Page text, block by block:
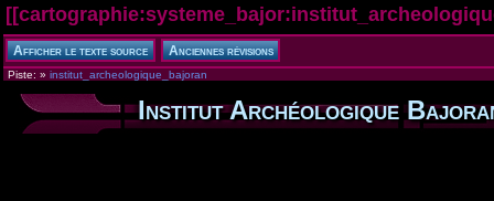
[[
Piste: » institut_archeologique_bajoran
Institut Archéologique